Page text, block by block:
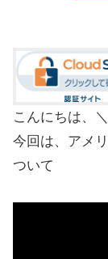
こんにちは、
今回は、アメ
ついて